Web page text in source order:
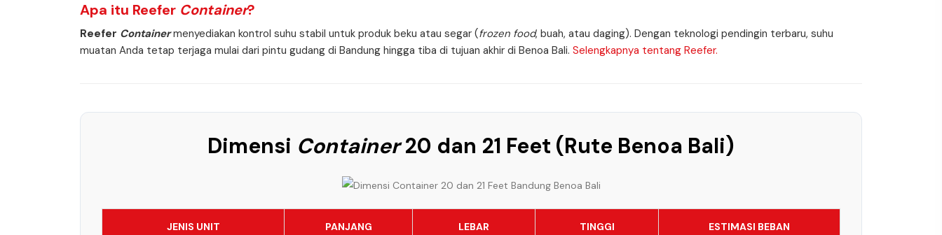
Apa itu Reefer Container?
Reefer Containermenyediakan kontrol suhu stabil untuk produk beku atau segar (frozen food, buah, atau daging). Dengan teknologi pendingin terbaru, suhu
muatan Anda tetap terjaga mulai dari pintu gudang di Bandung hingga tiba di tujuan akhir di Benoa Bali. Selengkapnya tentang Reefer.
Dimensi Container20 dan 21 Feet (Rute Benoa Bali)
JENIS UNIT PANJANG LEBAR TINGGI ESTIMASI BEBAN